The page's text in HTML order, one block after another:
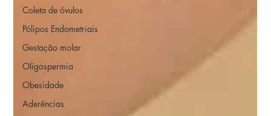
Coleta de óvulos
Pólipos Endometriais
Gestação molar
Oligospermia
Obesidade
Aderências